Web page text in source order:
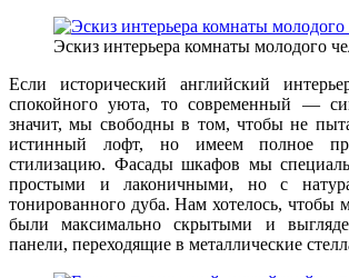
Эскиз интерьера комнаты молодого
Если исторический английский
спокойного уюта, то современный —
значит, мы свободны в том, чтобы не
истинный лофт, но имеем полное
стилизацию. Фасады шкафов мы
простыми и лаконичными, но с
тонированного дуба. Нам хотелось, чтобы
были максимально скрытыми и
панели, переходящие в металлические